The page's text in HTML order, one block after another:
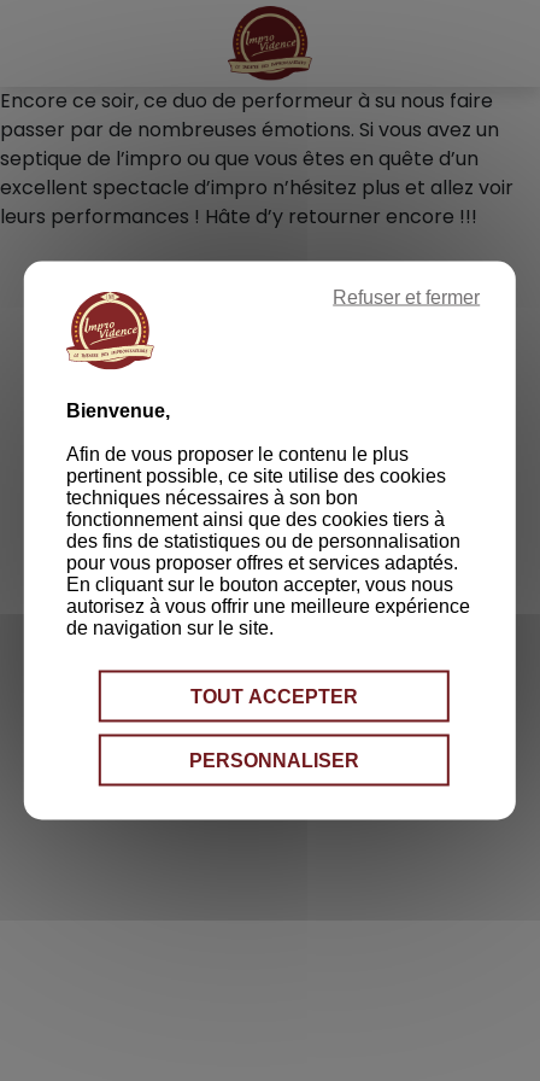
Encore ce soir, ce duo de performeur à su nous faire
passer par de nombreuses émotions. Si vous avez un
septique de l’impro ou que vous êtes en quête d’un
excellent spectacle d’impro n’hésitez plus et allez voir
leurs performances ! Hâte d’y retourner encore !!!
RETOURNER SUR LE SITE
Panneau de gestion des cookies
Bienvenue,
Afin de vous proposer le contenu le plus
pertinent possible, ce site utilise des cookies
techniques nécessaires à son bon
fonctionnement ainsi que des cookies tiers à
des fins de statistiques ou de personnalisation
pour vous proposer offres et services adaptés.
En cliquant sur le bouton accepter, vous nous
autorisez à vous offrir une meilleure expérience
de navigation sur le site.
TOUT ACCEPTER
Refuser et fermer
PERSONNALISER